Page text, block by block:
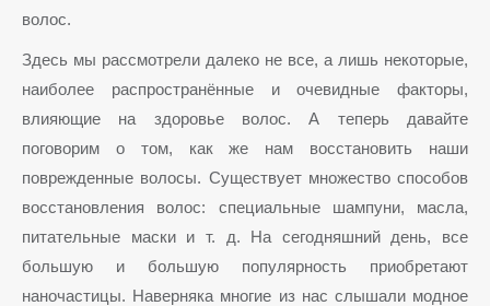
волос.
Здесь мы рассмотрели далеко не все, а лишь некоторые,
наиболее распространённые и очевидные факторы,
влияющие на здоровье волос. А теперь давайте
поговорим о том, как же нам восстановить наши
поврежденные волосы. Существует множество способов
восстановления волос: специальные шампуни, масла,
питательные маски и т. д. На сегодняшний день, все
большую и большую популярность приобретают
наночастицы. Наверняка многие из нас слышали модное